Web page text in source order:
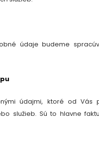
údaje budeme
údajmi, ktoré od Vás
služieb. Sú to hlavne